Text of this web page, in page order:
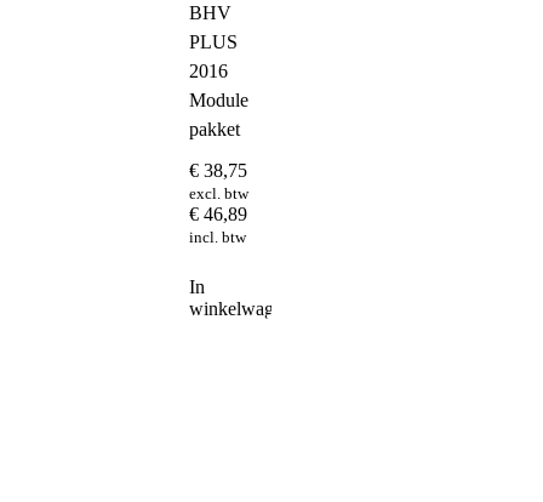
BHV
PLUS
2016
Module
pakket
€ 38,75
excl. btw
€ 46,89
incl. btw
In
winkelwagen